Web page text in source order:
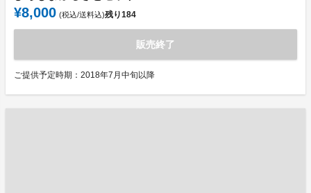
¥8,000 (税込/送料込)残り184
販売終了
ご提供予定時期：2018年7月中旬以降